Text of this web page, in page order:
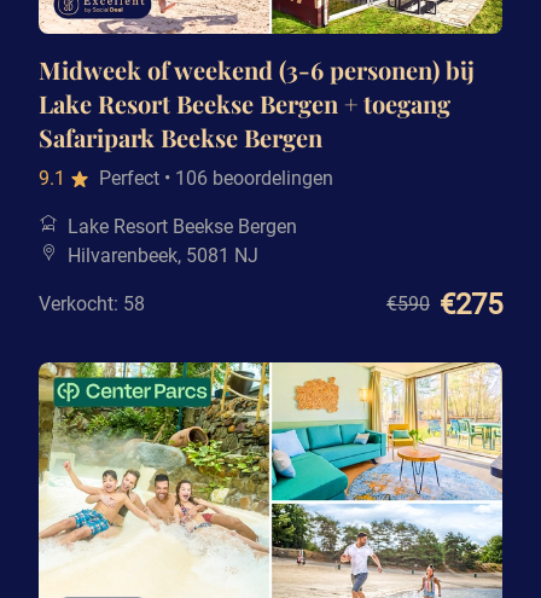
Midweek of weekend (3-6 personen) bij
Lake Resort Beekse Bergen + toegang
Safaripark Beekse Bergen
9.1 Perfect • 106 beoordelingen
Lake Resort Beekse Bergen
Hilvarenbeek, 5081 NJ
Verkocht: 58 €590 €275